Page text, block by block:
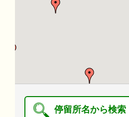
停留所名から検索